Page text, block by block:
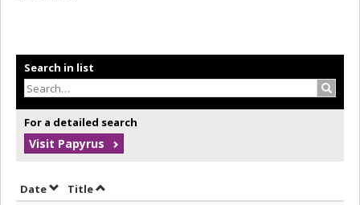
Search in list
For a detailed search
Visit Papyrus
DateSort by date in descending order
TitleSort by title in descending order